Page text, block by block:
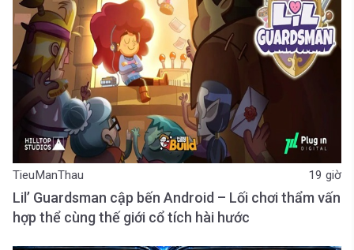
TieuManThau 19 giờ
Lil’ Guardsman cập bến Android – Lối chơi thẩm vấn
hợp thể cùng thế giới cổ tích hài hước